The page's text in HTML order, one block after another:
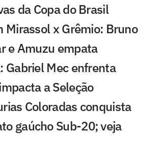
da Copa do Brasil
Mirassol x Grêmio: Bruno
e Amuzu empata
Gabriel Mec enfrenta
a Seleção
Coloradas conquista
gaúcho Sub-20; veja